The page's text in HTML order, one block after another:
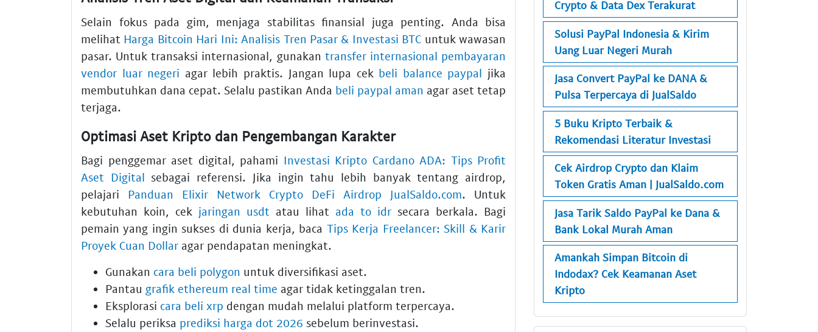
Selain fokus pada gim, menjaga stabilitas finansial juga penting. Anda bisa
melihat Harga Bitcoin Hari Ini: Analisis Tren Pasar & Investasi BTC untuk wawasan
pasar. Untuk transaksi internasional, gunakan transfer internasional pembayaran
vendor luar negeri agar lebih praktis. Jangan lupa cek beli balance paypal jika
membutuhkan dana cepat. Selalu pastikan Anda beli paypal aman agar aset tetap
terjaga.
Optimasi Aset Kripto dan Pengembangan Karakter
Bagi penggemar aset digital, pahami Investasi Kripto Cardano ADA: Tips Profit
Aset Digital sebagai referensi. Jika ingin tahu lebih banyak tentang airdrop,
pelajari Panduan Elixir Network Crypto DeFi Airdrop JualSaldo.com. Untuk
kebutuhan koin, cek jaringan usdt atau lihat ada to idr secara berkala. Bagi
pemain yang ingin sukses di dunia kerja, baca Tips Kerja Freelancer: Skill & Karir
Proyek Cuan Dollar agar pendapatan meningkat.
Gunakan cara beli polygon untuk diversifikasi aset.
Pantau grafik ethereum real time agar tidak ketinggalan tren.
Eksplorasi cara beli xrp dengan mudah melalui platform terpercaya.
Selalu periksa prediksi harga dot 2026 sebelum berinvestasi.
Crypto & Data Dex Terakurat
Solusi PayPal Indonesia & Kirim
Uang Luar Negeri Murah
Jasa Convert PayPal ke DANA &
Pulsa Terpercaya di JualSaldo
5 Buku Kripto Terbaik &
Rekomendasi Literatur Investasi
Cek Airdrop Crypto dan Klaim
Token Gratis Aman | JualSaldo.com
Jasa Tarik Saldo PayPal ke Dana &
Bank Lokal Murah Aman
Amankah Simpan Bitcoin di
Indodax? Cek Keamanan Aset
Kripto